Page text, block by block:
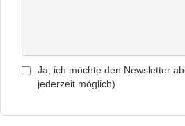
Ja, ich möchte den Newsletter
jederzeit möglich)